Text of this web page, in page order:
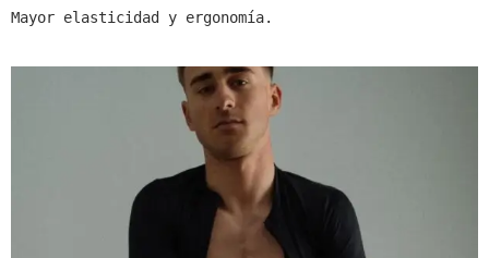
Mayor elasticidad y ergonomía.